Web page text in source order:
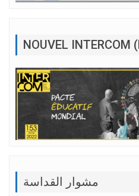
NOUVEL INTERCOM
مشوار القداسة